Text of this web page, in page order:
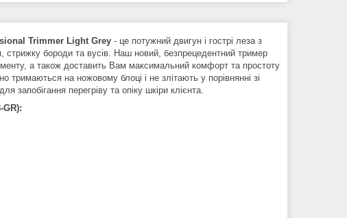
Trimmer Light Grey - це потужний двигун і гострі леза з
стрижку бороди та вусів. Наш новий, безпрецедентний тример
а також доставить Вам максимальний комфорт та простоту
тримаються на ножовому блоці і не злітають у порівнянні зі
перегріву та опіку шкіри клієнта.